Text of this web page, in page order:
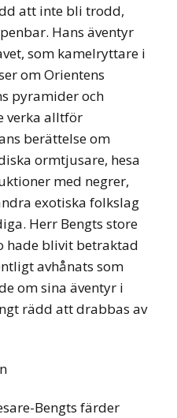
att inte bli trodd,
Hans äventyr
som kamelryttare i
om Orientens
pyramider och
verka alltför
berättelse om
ormtjusare, hesa
med negrer,
exotiska folkslag
Herr Bengts store
hade blivit betraktad
avhånats som
om sina äventyr i
rädd att drabbas av
Bengts färder